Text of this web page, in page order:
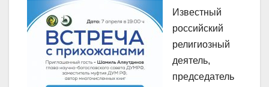
Известный
российский
религиозный
деятель,
председатель